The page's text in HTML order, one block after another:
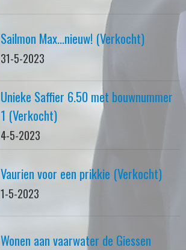
Sailmon Max...nieuw! (Verkocht)
31-5-2023
Unieke Saffier 6.50 met bouwnummer
1 (Verkocht)
4-5-2023
Vaurien voor een prikkie (Verkocht)
1-5-2023
Wonen aan vaarwater de Giessen